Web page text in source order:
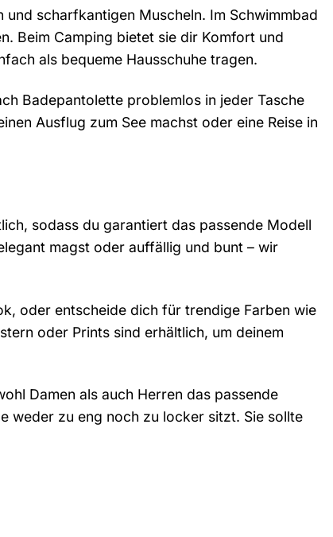
scharfkantigen Muscheln. Im Schwimmbad
Beim Camping bietet sie dir Komfort und
als bequeme Hausschuhe tragen.
Badepantolette problemlos in jeder Tasche
Ausflug zum See machst oder eine Reise in
sodass du garantiert das passende Modell
magst oder auffällig und bunt – wir
oder entscheide dich für trendige Farben wie
oder Prints sind erhältlich, um deinem
Damen als auch Herren das passende
weder zu eng noch zu locker sitzt. Sie sollte